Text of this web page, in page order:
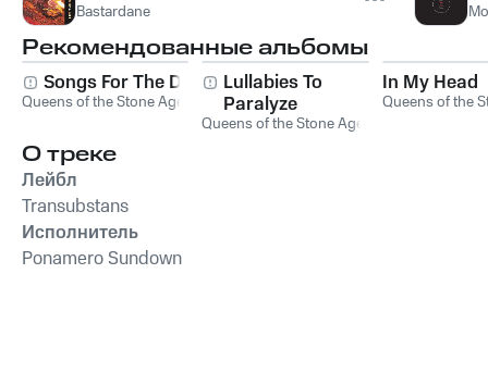
Bastardane
Рекомендованные альбомы
Songs For The Deaf
Queens of the Stone Age
Lullabies To
Paralyze
Queens of the Stone Age
In My Head
Queens of the
О треке
Лейбл
Transubstans
Исполнитель
Ponamero Sundown